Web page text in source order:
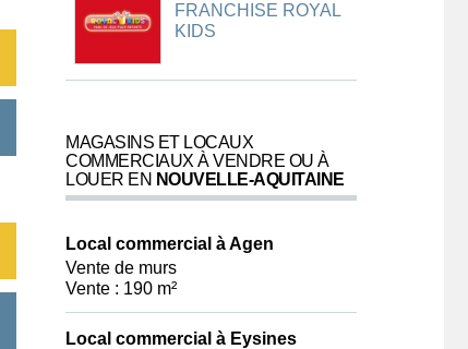
FRANCHISE ROYAL
KIDS
MAGASINS ET LOCAUX
COMMERCIAUX À VENDRE OU À
LOUER EN NOUVELLE-AQUITAINE
Local commercial à Agen
Vente de murs
Vente : 190 m²
Local commercial à Eysines